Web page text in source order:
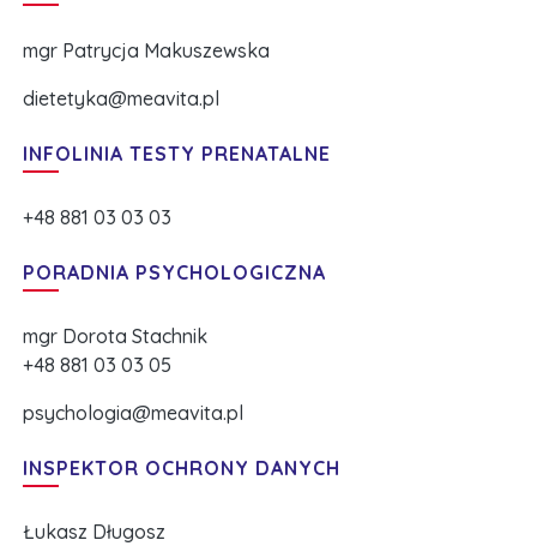
mgr Patrycja Makuszewska
dietetyka@meavita.pl
INFOLINIA TESTY PRENATALNE
+48 881 03 03 03
PORADNIA PSYCHOLOGICZNA
mgr Dorota Stachnik
+48 881 03 03 05
psychologia@meavita.pl
INSPEKTOR OCHRONY DANYCH
Łukasz Długosz